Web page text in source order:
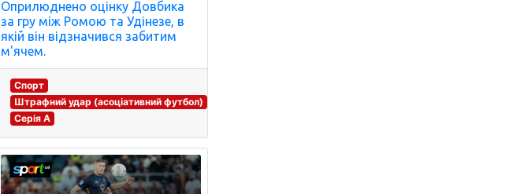
Оприлюднено оцінку Довбика
за гру між Ромою та Удінезе, в
якій він відзначився забитим
м'ячем.
Спорт
Штрафний удар (асоціативний футбол)
Серія A